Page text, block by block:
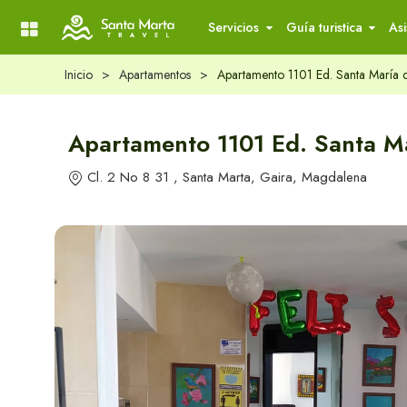
Servicios
Experiencias
Actividades
¿Que visitar?
Hoteles económicos
Hoteles Boutique
Hoteles de lujo
Hoteles tendencia
Guía turistica
en Santa
Gastronomía
Marta
Consejos
Main Menu
Inicio > Apartamentos > Apartamento 1101 Ed. Santa María
Apartamento 1101 Ed. Santa
Cl. 2 No 8 31 , Santa Marta, Gaira, Magdalena